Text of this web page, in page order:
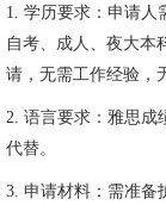
1. 学历要求：申请人
自考、成人、夜大本
请，无需工作经验，
2. 语言要求：雅思成
代替。
3. 申请材料：需准备